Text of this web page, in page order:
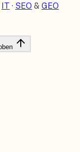
IT · SEO & GEO